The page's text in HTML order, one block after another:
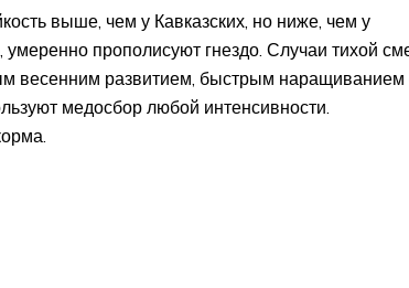
выше, чем у Кавказских, но ниже, чем у
прополисуют гнездо. Случаи тихой
весенним развитием, быстрым
медосбор любой интенсивности.